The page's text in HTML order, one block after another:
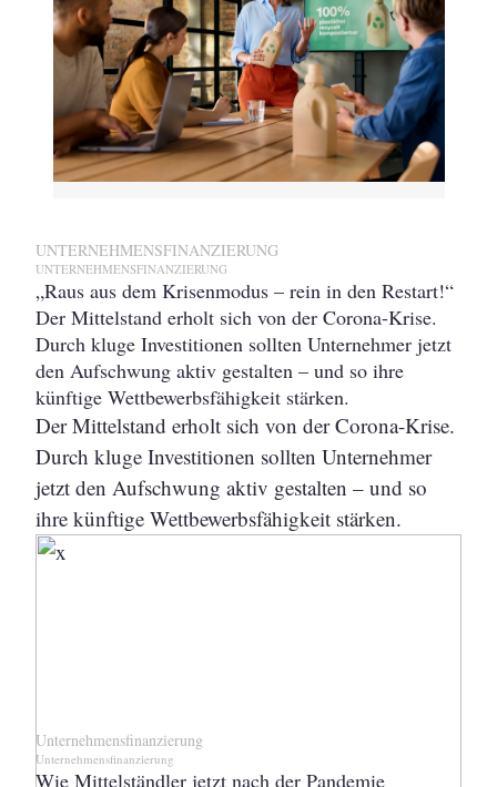
UNTERNEHMENSFINANZIERUNG
UNTERNEHMENSFINANZIERUNG
„Raus aus dem Krisenmodus – rein in den Restart!“
Der Mittelstand erholt sich von der Corona-Krise.
Durch kluge Investitionen sollten Unternehmer jetzt
den Aufschwung aktiv gestalten – und so ihre
künftige Wettbewerbsfähigkeit stärken.
Der Mittelstand erholt sich von der Corona-Krise.
Durch kluge Investitionen sollten Unternehmer
jetzt den Aufschwung aktiv gestalten – und so
ihre künftige Wettbewerbsfähigkeit stärken.
Unternehmensfinanzierung
Unternehmensfinanzierung
Wie Mittelständler jetzt nach der Pandemie